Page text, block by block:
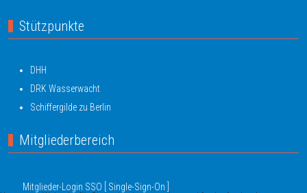
Stützpunkte
DHH
DRK Wasserwacht
Schiffergilde zu Berlin
Mitgliederbereich
Mitglieder-Login SSO [ Single-Sign-On ]